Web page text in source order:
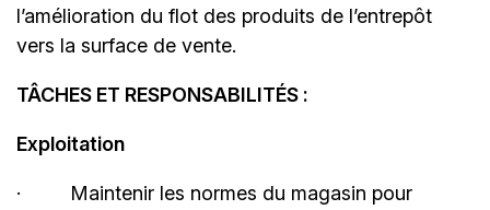
l’amélioration du flot des produits de l’entrepôt
vers la surface de vente.
TÂCHES ET RESPONSABILITÉS :
Exploitation
·
Maintenir les normes du magasin pour